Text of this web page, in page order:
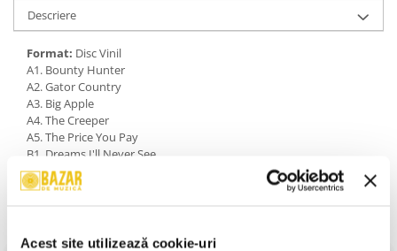
Acest site utilizează cookie-uri
Descriere
Format: Disc Vinil
A1. Bounty Hunter
A2. Gator Country
A3. Big Apple
A4. The Creeper
A5. The Price You Pay
B1. Dreams I'll Never See
B2. I'll Be Running
B3. Cheatin' Woman
Stil:Rock; Southern Rock